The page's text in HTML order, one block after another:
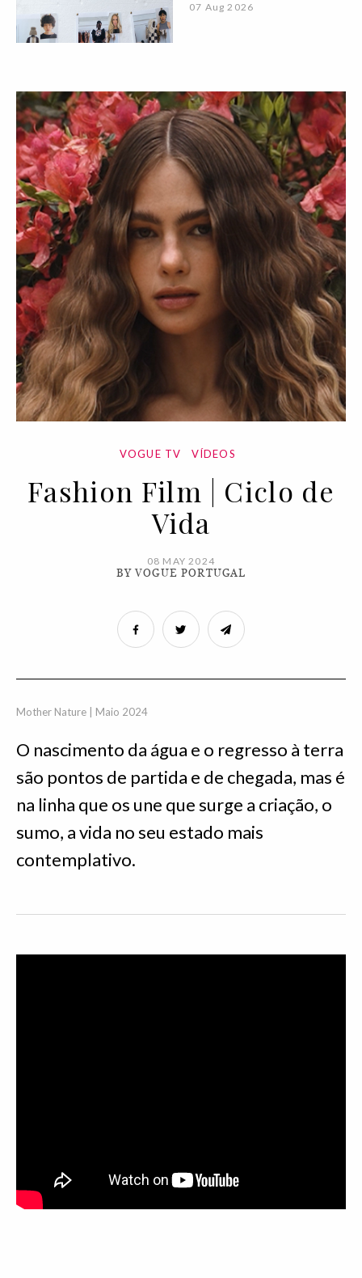
07 Aug 2026
VOGUE TV VÍDEOS
Fashion Film | Ciclo de
Vida
08 MAY 2024
BY VOGUE PORTUGAL
Mother Nature | Maio 2024
O nascimento da água e o regresso à terra
são pontos de partida e de chegada, mas é
na linha que os une que surge a criação, o
sumo, a vida no seu estado mais
contemplativo.